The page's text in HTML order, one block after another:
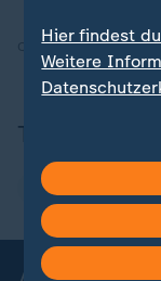
Quelle:AFP, Reuters,
Themen
Nahost-Konflikt
Hier findest
Weitere